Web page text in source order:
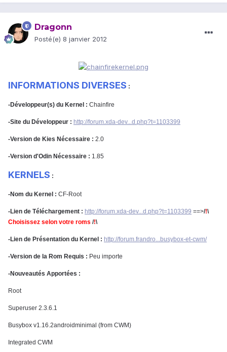
Dragonn
Posté(e) 8 janvier 2012
INFORMATIONS DIVERSES :
-Développeur(s) du Kernel : Chainfire
-Site du Développeur : http://forum.xda-dev...d.php?t=1103399
-Version de Kies Nécessaire : 2.0
-Version d'Odin Nécessaire : 1.85
KERNELS :
-Nom du Kernel : CF-Root
-Lien de Téléchargement : http://forum.xda-dev...d.php?t=1103399 ==>/!\
Choisissez selon votre roms /!\
-Lien de Présentation du Kernel : http://forum.frandro...busybox-et-cwm/
-Version de la Rom Requis : Peu importe
-Nouveautés Apportées :
Root
Superuser 2.3.6.1
Busybox v1.16.2androidminimal (from CWM)
Integrated CWM